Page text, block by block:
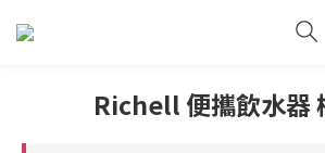
Richell 便攜飲水器